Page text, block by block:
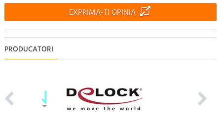
EXPRIMA-TI OPINIA
PRODUCATORI